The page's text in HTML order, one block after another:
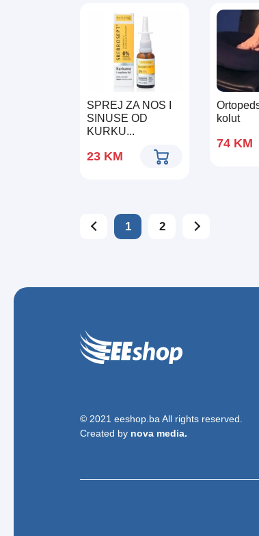
SPREJ ZA NOS I
SINUSE OD
KURKU...
23 KM
kolut
74 KM
1 2
© 2021 eeshop.ba All rights reserved.
Created by nova media.